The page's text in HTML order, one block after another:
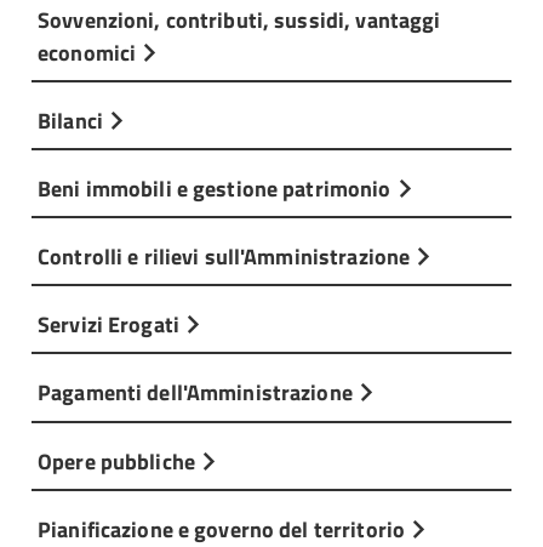
Sovvenzioni, contributi, sussidi, vantaggi
economici
Bilanci
Beni immobili e gestione patrimonio
Controlli e rilievi sull'Amministrazione
Servizi Erogati
Pagamenti dell'Amministrazione
Opere pubbliche
Pianificazione e governo del territorio